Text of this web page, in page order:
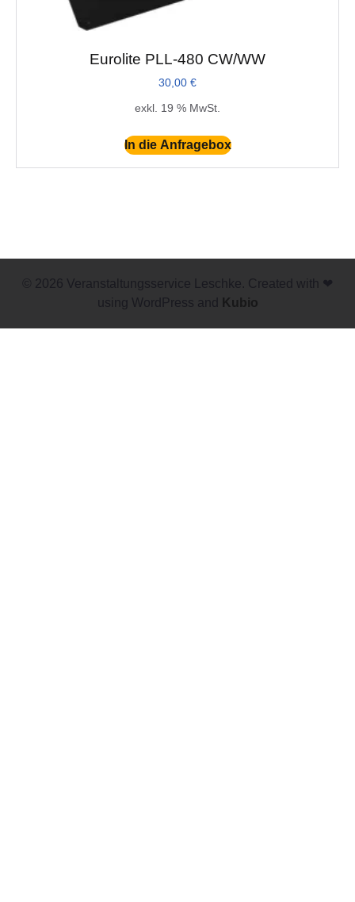
Eurolite PLL-480 CW/WW
30,00 €
exkl. 19 % MwSt.
In die Anfragebox
© 2026 Veranstaltungsservice Leschke. Created with ❤
using WordPress and
Kubio